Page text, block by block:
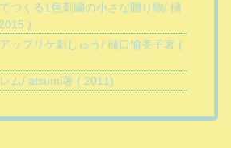
つくる1色刺繍の小さな贈り物/ 樋
)
ップリケ刺しゅう/ 樋口愉美子著 (
ム/ atsumi著 ( 2011)